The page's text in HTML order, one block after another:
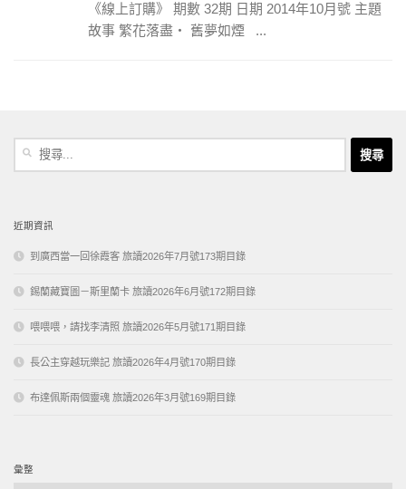
《線上訂購》 期數 32期 日期 2014年10月號 主題
故事 繁花落盡‧ 舊夢如煙 ...
近期資訊
到廣西當一回徐霞客 旅讀2026年7月號173期目錄
錫蘭藏寶圖－斯里蘭卡 旅讀2026年6月號172期目錄
喂喂喂，請找李清照 旅讀2026年5月號171期目錄
長公主穿越玩樂記 旅讀2026年4月號170期目錄
布達佩斯兩個靈魂 旅讀2026年3月號169期目錄
彙整